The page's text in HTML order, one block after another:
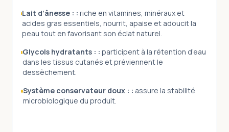
Lait d’ânesse : : riche en vitamines, minéraux et
acides gras essentiels, nourrit, apaise et adoucit la
peau tout en favorisant son éclat naturel.
Glycols hydratants : : participent à la rétention d’eau
dans les tissus cutanés et préviennent le
dessèchement.
Système conservateur doux : : assure la stabilité
microbiologique du produit.